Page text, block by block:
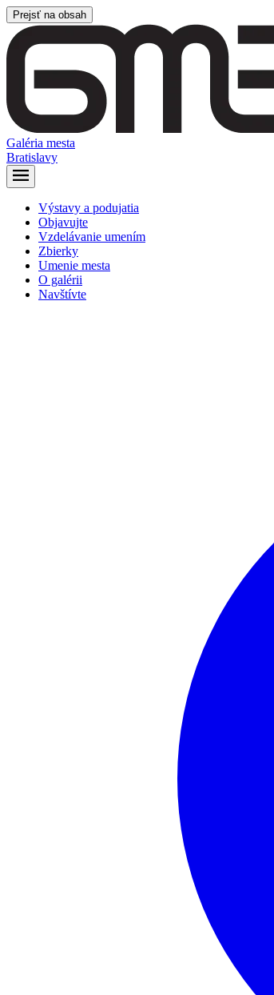
Prejsť na obsah
Galéria mesta
Bratislavy
Výstavy a podujatia
Objavujte
Vzdelávanie umením
Zbierky
Umenie mesta
O galérii
Navštívte